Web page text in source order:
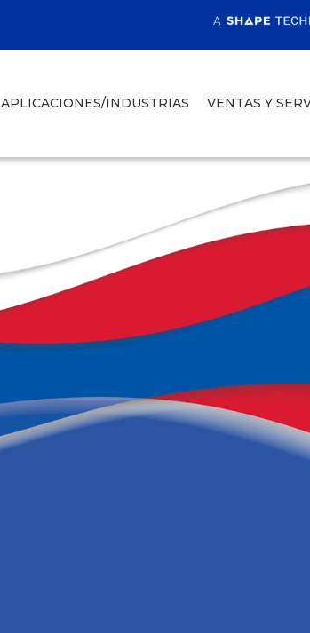
APLICACIONES/INDUSTRIAS VENTAS Y